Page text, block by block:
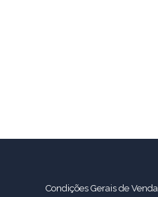
Condições Gerais de Venda